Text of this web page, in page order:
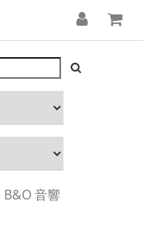
B&O 音響